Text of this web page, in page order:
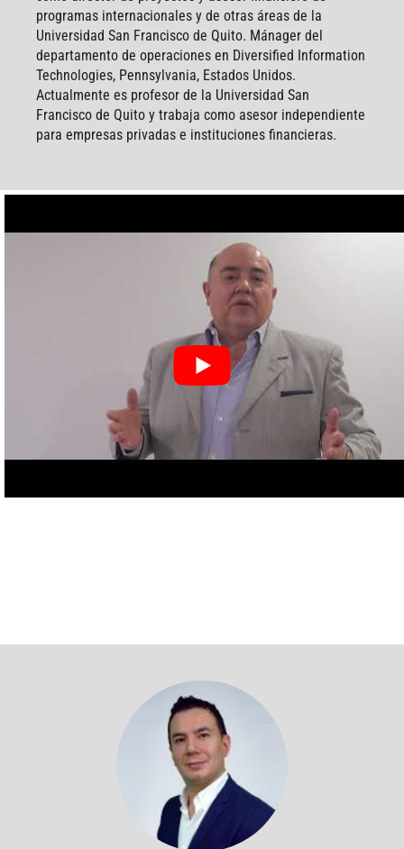
programas internacionales y de otras áreas de la
Universidad San Francisco de Quito. Mánager del
departamento de operaciones en Diversified Information
Technologies, Pennsylvania, Estados Unidos.
Actualmente es profesor de la Universidad San
Francisco de Quito y trabaja como asesor independiente
para empresas privadas e instituciones financieras.